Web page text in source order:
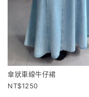
傘狀車線牛仔裙
1250